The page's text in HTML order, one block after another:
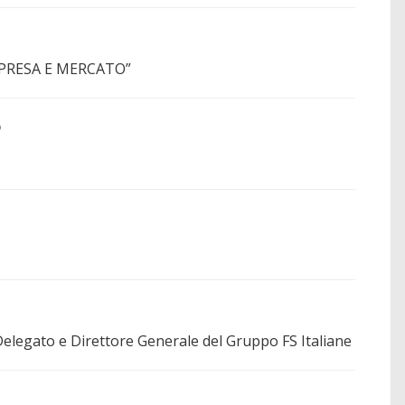
E MERCATO”
e Direttore Generale del Gruppo FS Italiane